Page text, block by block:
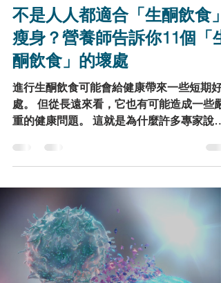
健康新知
不是人人都適合「生酮飲食」
瘦身？營養師告訴你11個「生
酮飲食」的壞處
進行生酮飲食可能會給健康帶來一些短期好
處。 但從長遠來看，它也有可能造成一些嚴
重的健康問題。 這就是為什麼許多專家說你
他們應該只在短暫的時間內並在密切的醫療
督下這樣做。」